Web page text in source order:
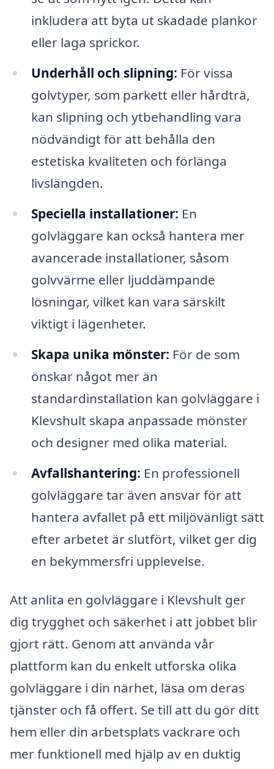
inkludera att byta ut skadade plankor
eller laga sprickor.
Underhåll och slipning: För vissa
golvtyper, som parkett eller hårdträ,
kan slipning och ytbehandling vara
nödvändigt för att behålla den
estetiska kvaliteten och förlänga
livslängden.
Speciella installationer: En
golvläggare kan också hantera mer
avancerade installationer, såsom
golvvärme eller ljuddämpande
lösningar, vilket kan vara särskilt
viktigt i lägenheter.
Skapa unika mönster: För de som
önskar något mer än
standardinstallation kan golvläggare i
Klevshult skapa anpassade mönster
och designer med olika material.
Avfallshantering: En professionell
golvläggare tar även ansvar för att
hantera avfallet på ett miljövänligt sätt
efter arbetet är slutfört, vilket ger dig
en bekymmersfri upplevelse.
Att anlita en golvläggare i Klevshult ger
dig trygghet och säkerhet i att jobbet blir
gjort rätt. Genom att använda vår
plattform kan du enkelt utforska olika
golvläggare i din närhet, läsa om deras
tjänster och få offert. Se till att du gör ditt
hem eller din arbetsplats vackrare och
mer funktionell med hjälp av en duktig